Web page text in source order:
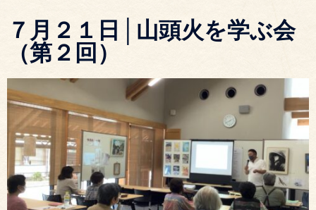
７月２１日│山頭火を学ぶ会
（第２回）